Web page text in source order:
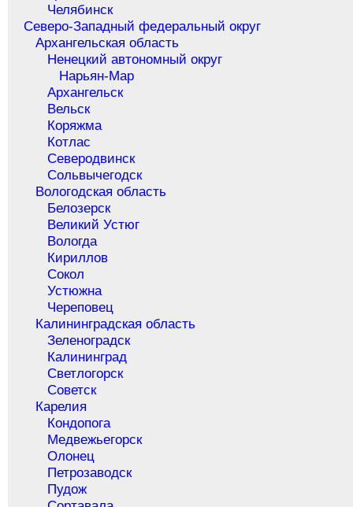
Челябинск
Северо-Западный федеральный округ
Архангельская область
Ненецкий автономный округ
Нарьян-Мар
Архангельск
Вельск
Коряжма
Котлас
Северодвинск
Сольвычегодск
Вологодская область
Белозерск
Великий Устюг
Вологда
Кириллов
Сокол
Устюжна
Череповец
Калининградская область
Зеленоградск
Калининград
Светлогорск
Советск
Карелия
Кондопога
Медвежьегорск
Олонец
Петрозаводск
Пудож